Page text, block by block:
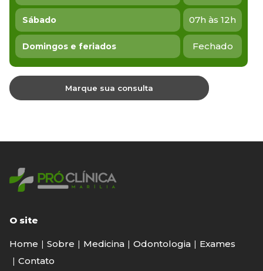
Sábado 07h às 12h
Domingos e feriados Fechado
O site
Home Sobre Medicina Odontologia
Exames
Contato